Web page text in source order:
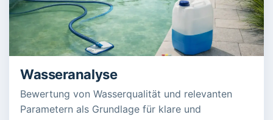
Wasseranalyse
Bewertung von Wasserqualität und relevanten
Parametern als Grundlage für klare und